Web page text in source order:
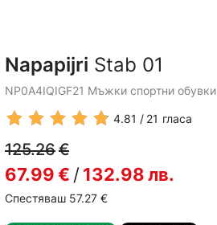
Napapijri Stab 01
NP0A4IQIGF21 Мъжки спортни обувки
4.81 21 гласа
125.26€
67.99€ /132.98лв.
Спестяваш 57.27 €